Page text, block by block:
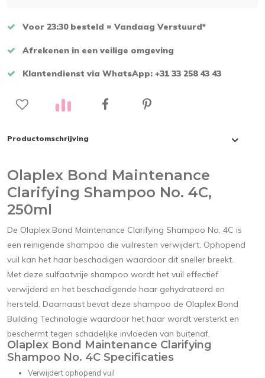
Voor 23:30 besteld = Vandaag Verstuurd*
Afrekenen in een veilige omgeving
Klantendienst via WhatsApp: +31 33 258 43 43
Productomschrijving
Olaplex Bond Maintenance
Clarifying Shampoo No. 4C,
250ml
De Olaplex Bond Maintenance Clarifying Shampoo No. 4C is
een reinigende shampoo die vuilresten verwijdert. Ophopend
vuil kan het haar beschadigen waardoor dit sneller breekt.
Met deze sulfaatvrije shampoo wordt het vuil effectief
verwijderd en het beschadigende haar gehydrateerd en
hersteld. Daarnaast bevat deze shampoo de Olaplex Bond
Building Technologie waardoor het haar wordt versterkt en
beschermt tegen schadelijke invloeden van buitenaf.
Olaplex Bond Maintenance Clarifying
Shampoo No. 4C Specificaties
Verwijdert ophopend vuil